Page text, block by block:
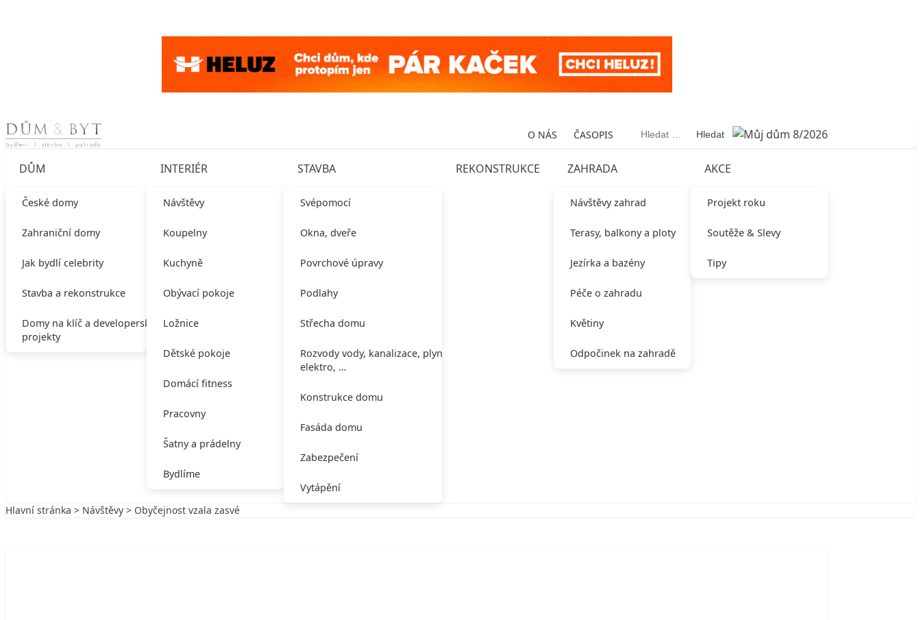
Skip to content O NÁS ČASOPIS Vyhledávání
DŮM
České domy
Zahraniční domy
Jak bydlí celebrity
Stavba a rekonstrukce
Domy na klíč a developerské
projekty
INTERIÉR
Návštěvy
Koupelny
Kuchyně
Obývací pokoje
Ložnice
Dětské pokoje
Domácí fitness
Pracovny
Šatny a prádelny
Bydlíme
STAVBA
Svépomocí
Okna, dveře
Povrchové úpravy
Podlahy
Střecha domu
Rozvody vody, kanalizace, plynu,
elektro, …
Konstrukce domu
Fasáda domu
Zabezpečení
Vytápění
REKONSTRUKCE ZAHRADA
Návštěvy zahrad
Terasy, balkony a ploty
Jezírka a bazény
Péče o zahradu
Květiny
Odpočinek na zahradě
AKCE
Projekt roku
Soutěže & Slevy
Tipy
Hlavní stránka > Návštěvy > Obyčejnost vzala zasvé